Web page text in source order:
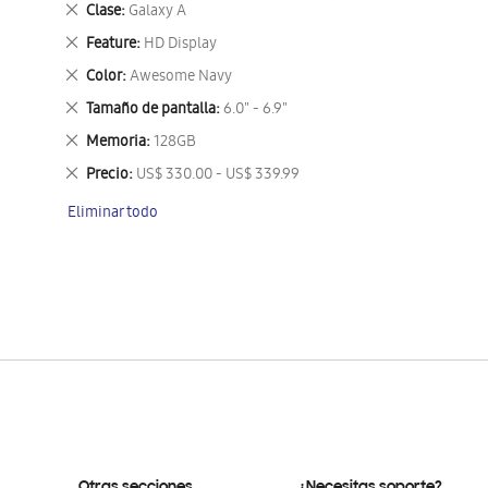
Clase Galaxy A
Eliminar
este
artículo
Feature HD Display
Eliminar
este
artículo
Color Awesome Navy
Eliminar
este
artículo
Tamaño de pantalla 6.0" - 6.9"
Eliminar
este
artículo
Memoria 128GB
Eliminar
este
artículo
Precio US$ 330.00 - US$ 339.99
Eliminar
artículo
Eliminar todo